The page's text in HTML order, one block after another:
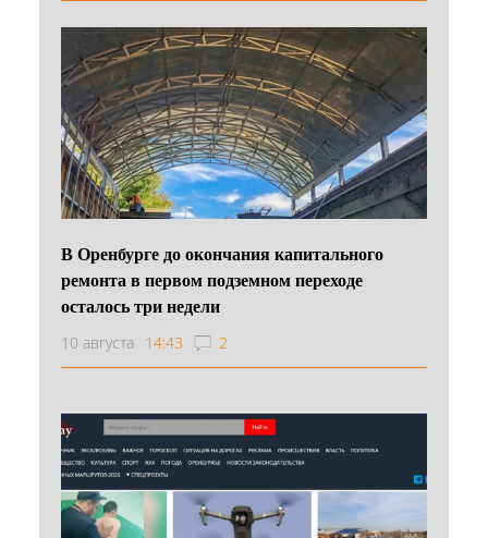
В Оренбурге до окончания капитального
ремонта в первом подземном переходе
осталось три недели
10 августа 14:43 2